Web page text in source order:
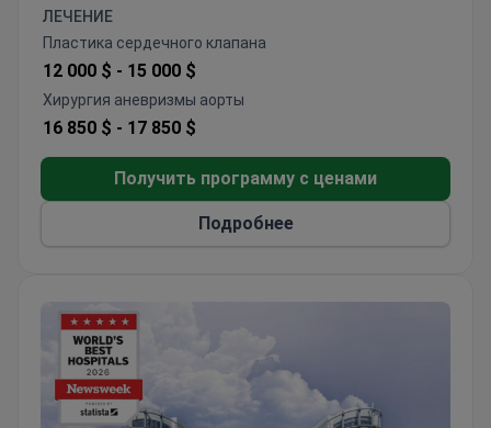
для точного планирования операций
Предлагает клапаны St. Jude, Edwards и
LivaNova
ЛЕЧЕНИЕ
Пластика сердечного клапана
12 000 $ - 15 000 $
Хирургия аневризмы аорты
16 850 $ - 17 850 $
Получить программу с ценами
Подробнее